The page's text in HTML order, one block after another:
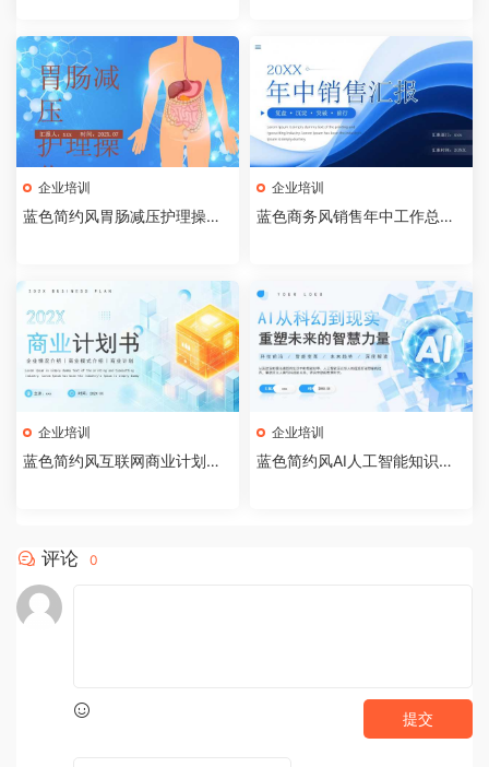
企业培训
蓝色简约风胃肠减压护理操作P
企业培训
蓝色商务风销售年中工作总结P
企业培训
蓝色简约风互联网商业计划书P
企业培训
蓝色简约风AI人工智能知识科
评论 0
提交